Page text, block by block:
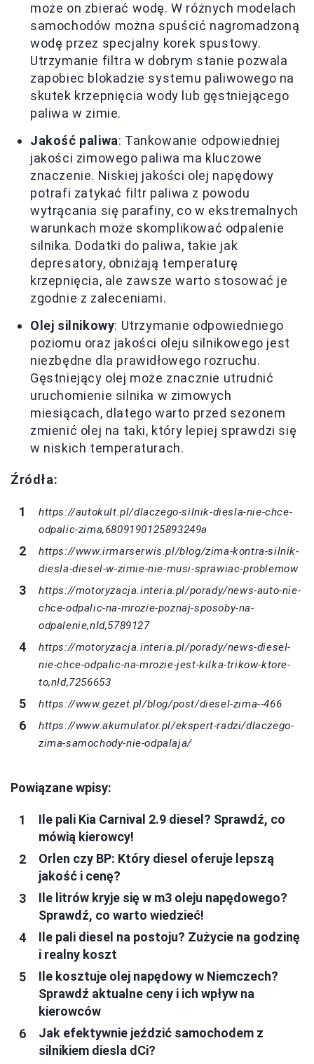
może on zbierać wodę. W różnych modelach
samochodów można spuścić nagromadzoną
wodę przez specjalny korek spustowy.
Utrzymanie filtra w dobrym stanie pozwala
zapobiec blokadzie systemu paliwowego na
skutek krzepnięcia wody lub gęstniejącego
paliwa w zimie.
Jakość paliwa: Tankowanie odpowiedniej
jakości zimowego paliwa ma kluczowe
znaczenie. Niskiej jakości olej napędowy
potrafi zatykać filtr paliwa z powodu
wytrącania się parafiny, co w ekstremalnych
warunkach może skomplikować odpalenie
silnika. Dodatki do paliwa, takie jak
depresatory, obniżają temperaturę
krzepnięcia, ale zawsze warto stosować je
zgodnie z zaleceniami.
Olej silnikowy: Utrzymanie odpowiedniego
poziomu oraz jakości oleju silnikowego jest
niezbędne dla prawidłowego rozruchu.
Gęstniejący olej może znacznie utrudnić
uruchomienie silnika w zimowych
miesiącach, dlatego warto przed sezonem
zmienić olej na taki, który lepiej sprawdzi się
w niskich temperaturach.
Źródła:
https://autokult.pl/dlaczego-silnik-diesla-nie-chce-
odpalic-zima,6809190125893249a
https://www.irmarserwis.pl/blog/zima-kontra-silnik-
diesla-diesel-w-zimie-nie-musi-sprawiac-problemow
https://motoryzacja.interia.pl/porady/news-auto-nie-
chce-odpalic-na-mrozie-poznaj-sposoby-na-
odpalenie,nId,5789127
https://motoryzacja.interia.pl/porady/news-diesel-
nie-chce-odpalic-na-mrozie-jest-kilka-trikow-ktore-
to,nId,7256653
https://www.gezet.pl/blog/post/diesel-zima--466
https://www.akumulator.pl/ekspert-radzi/dlaczego-
zima-samochody-nie-odpalaja/
Powiązane wpisy:
Ile pali Kia Carnival 2.9 diesel? Sprawdź, co
mówią kierowcy!
Orlen czy BP: Który diesel oferuje lepszą
jakość i cenę?
Ile litrów kryje się w m3 oleju napędowego?
Sprawdź, co warto wiedzieć!
Ile pali diesel na postoju? Zużycie na godzinę
i realny koszt
Ile kosztuje olej napędowy w Niemczech?
Sprawdź aktualne ceny i ich wpływ na
kierowców
Jak efektywnie jeździć samochodem z
silnikiem diesla dCi?